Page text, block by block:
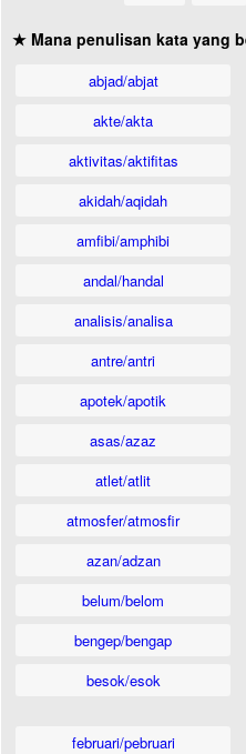
★ Mana penulisan kata yang
abjad/abjat
akte/akta
aktivitas/aktifitas
akidah/aqidah
amfibi/amphibi
andal/handal
analisis/analisa
antre/antri
apotek/apotik
asas/azaz
atlet/atlit
atmosfer/atmosfir
azan/adzan
belum/belom
bengep/bengap
besok/esok
februari/pebruari